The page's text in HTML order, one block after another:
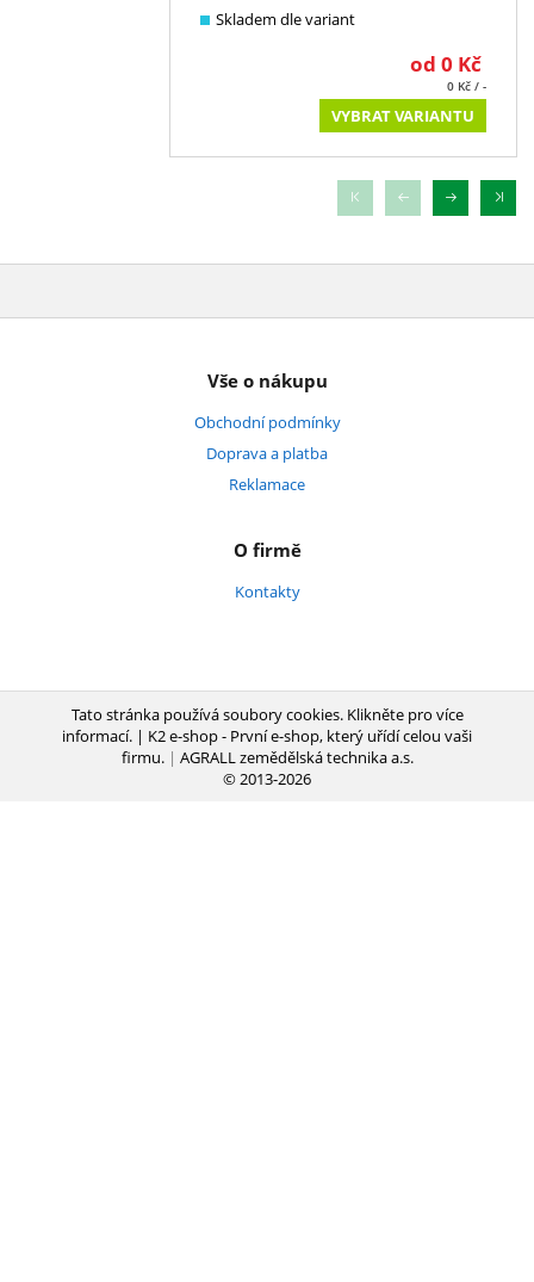
Skladem dle variant
od 0 Kč
0 Kč / -
VYBRAT VARIANTU
Vše o nákupu
Obchodní podmínky
Doprava a platba
Reklamace
O firmě
Kontakty
© 2013-2026
Tato stránka používá soubory cookies. Klikněte pro více
informací. | K2 e-shop - První e-shop, který uřídí celou vaši
firmu.| AGRALL zemědělská technika a.s.